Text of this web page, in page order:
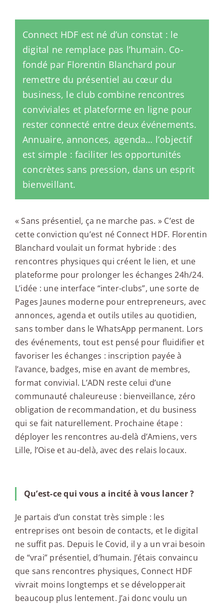
Connect HDF est né d’un constat : le
digital ne remplace pas l’humain. Co-
fondé par Florentin Blanchard pour
remettre du présentiel au cœur du
business, le club combine rencontres
conviviales et plateforme en ligne pour
rester connecté entre deux événements.
Annuaire, annonces, agenda… l’objectif
est simple : faciliter les opportunités
concrètes sans pression, dans un esprit
bienveillant.
« Sans présentiel, ça ne marche pas. » C’est de
cette conviction qu’est né Connect HDF. Florentin
Blanchard voulait un format hybride : des
rencontres physiques qui créent le lien, et une
plateforme pour prolonger les échanges 24h/24.
L’idée : une interface “inter-clubs”, une sorte de
Pages Jaunes moderne pour entrepreneurs, avec
annonces, agenda et outils utiles au quotidien,
sans tomber dans le WhatsApp permanent. Lors
des événements, tout est pensé pour fluidifier et
favoriser les échanges : inscription payée à
l’avance, badges, mise en avant de membres,
format convivial. L’ADN reste celui d’une
communauté chaleureuse : bienveillance, zéro
obligation de recommandation, et du business
qui se fait naturellement. Prochaine étape :
déployer les rencontres au-delà d’Amiens, vers
Lille, l’Oise et au-delà, avec des relais locaux.
Qu’est-ce qui vous a incité à vous lancer ?
Je partais d’un constat très simple : les
entreprises ont besoin de contacts, et le digital
ne suffit pas. Depuis le Covid, il y a un vrai besoin
de “vrai” présentiel, d’humain. J’étais convaincu
que sans rencontres physiques, Connect HDF
vivrait moins longtemps et se développerait
beaucoup plus lentement. J’ai donc voulu un